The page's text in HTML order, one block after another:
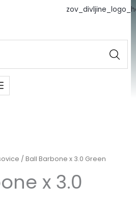
/ Ball Barbone x 3.0 Green
x 3.0